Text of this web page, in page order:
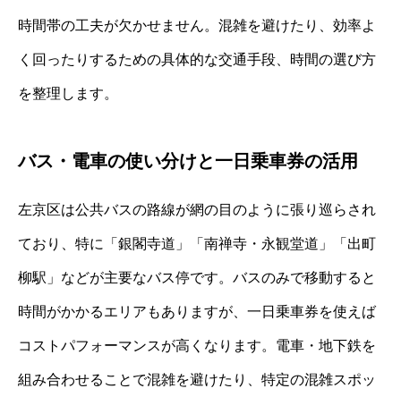
時間帯の工夫が欠かせません。混雑を避けたり、効率よ
く回ったりするための具体的な交通手段、時間の選び方
を整理します。
バス・電車の使い分けと一日乗車券の活用
左京区は公共バスの路線が網の目のように張り巡らされ
ており、特に「銀閣寺道」「南禅寺・永観堂道」「出町
柳駅」などが主要なバス停です。バスのみで移動すると
時間がかかるエリアもありますが、一日乗車券を使えば
コストパフォーマンスが高くなります。電車・地下鉄を
組み合わせることで混雑を避けたり、特定の混雑スポッ